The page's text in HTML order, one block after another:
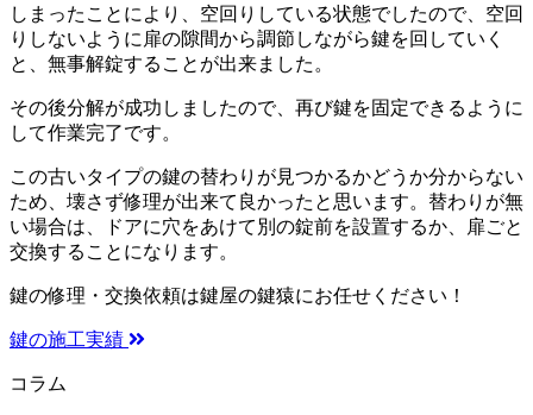
しまったことにより、空回りしている状態でしたので、空回
りしないように扉の隙間から調節しながら鍵を回していく
と、無事解錠することが出来ました。
その後分解が成功しましたので、再び鍵を固定できるように
して作業完了です。
この古いタイプの鍵の替わりが見つかるかどうか分からない
ため、壊さず修理が出来て良かったと思います。替わりが無
い場合は、ドアに穴をあけて別の錠前を設置するか、扉ごと
交換することになります。
鍵の修理・交換依頼は鍵屋の鍵猿にお任せください！
鍵の施工実績
コラム